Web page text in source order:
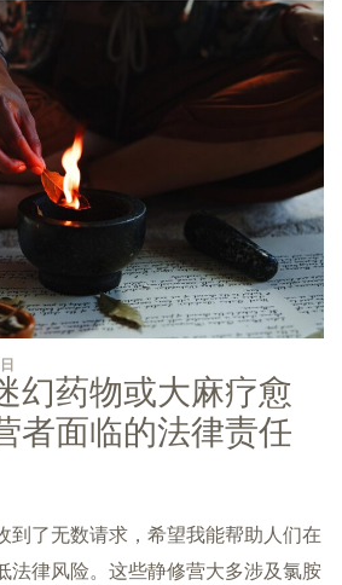
幻药物或大麻疗愈
者面临的法律责任
到了无数请求，希望我能帮助人们在
法律风险。这些静修营大多涉及氯胺